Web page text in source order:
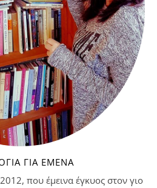
ΓΙΑ ΕΜΈΝΑ
που έμεινα έγκυος στον γιο